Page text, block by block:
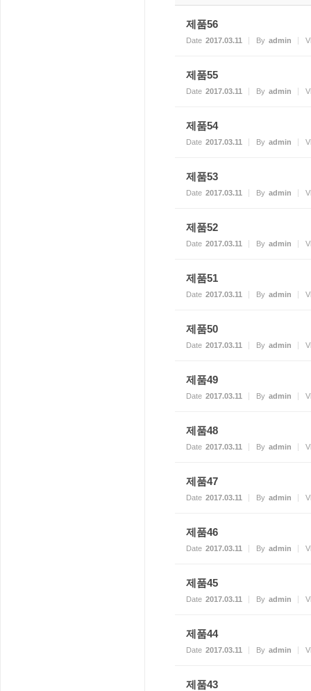
제품56
Date 2017.03.11 By admin
제품55
Date 2017.03.11 By admin
제품54
Date 2017.03.11 By admin
제품53
Date 2017.03.11 By admin
제품52
Date 2017.03.11 By admin
제품51
Date 2017.03.11 By admin
제품50
Date 2017.03.11 By admin
제품49
Date 2017.03.11 By admin
제품48
Date 2017.03.11 By admin
제품47
Date 2017.03.11 By admin
제품46
Date 2017.03.11 By admin
제품45
Date 2017.03.11 By admin
제품44
Date 2017.03.11 By admin
제품43